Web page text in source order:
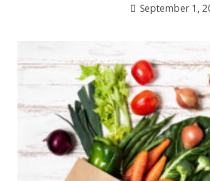
September 1,